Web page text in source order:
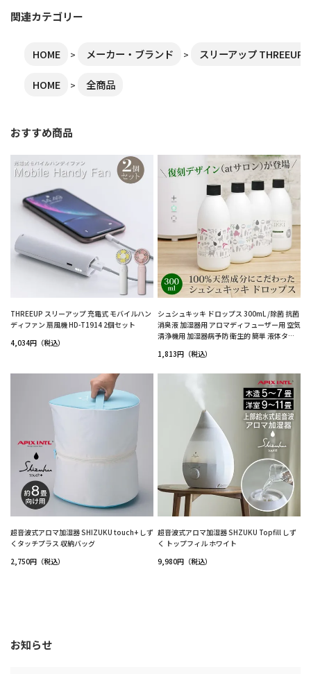
関連カテゴリー
HOME メーカー・ブランド スリーアップ THREEUP
HOME 全商品
おすすめ商品
THREEUP スリーアップ 充電式 モバイルハン
ディファン 扇風機 HD-T1914 2個セット
4,034円（税込）
シュシュキッキ ドロップス 300mL /除菌 抗菌
消臭液 加湿器用 アロマディフューザー用 空気
清浄機用 加湿器病予防 衛生的 簡単 液体タイ
100％ 無香料
1,813円（税込）
超音波式アロマ加湿器 SHIZUKU touch+ しず
くタッチプラス 収納バッグ
2,750円（税込）
超音波式アロマ加湿器 SHZUKU Topfill しず
く トップフィル ホワイト
9,980円（税込）
お知らせ